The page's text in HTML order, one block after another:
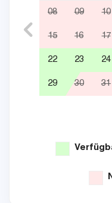
08 09 10
15 16 17
22 23 24
29 30 31